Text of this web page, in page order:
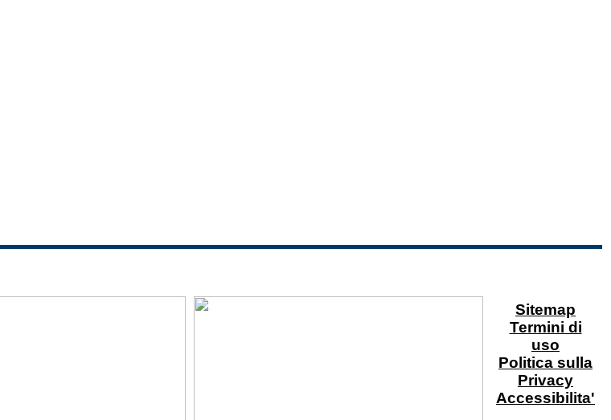
Sitemap
Termini di
uso
Politica sulla
Privacy
Accessibilita'